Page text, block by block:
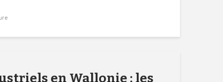
en Wallonie : les